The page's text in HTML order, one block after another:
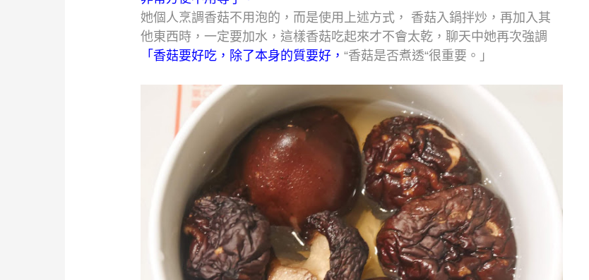
她個人烹調香菇不用泡的，而是使用上述方式， 香菇入鍋拌炒，再加入其
他東西時，一定要加水， 這樣香菇吃起來才不會太乾，聊天中她再次強調
「香菇要好吃，除了本身的質要好， “香菇是否煮透“很重要。」